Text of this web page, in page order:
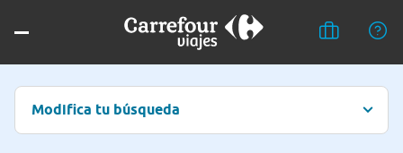
Modifica tu búsqueda